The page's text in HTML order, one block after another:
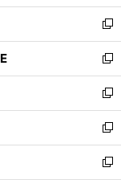
ウ
で
開
く
ン
ド
ウ
で
開
く
新
し
い
ウ
ィ
ン
ド
ウ
で
新
し
い
ウ
ィ
ン
ド
新
し
い
ウ
ィ
新
し
い
新